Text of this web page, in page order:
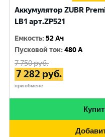
Аккумулятор ZUBR
LB1 арт.ZP521
Емкость:52 Ач
Пусковой ток:480 A
7 750руб.
7 282 руб.
при обмене